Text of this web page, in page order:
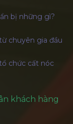
bị những gì?
chuyên gia đầu
chức cất nóc
khách hàng